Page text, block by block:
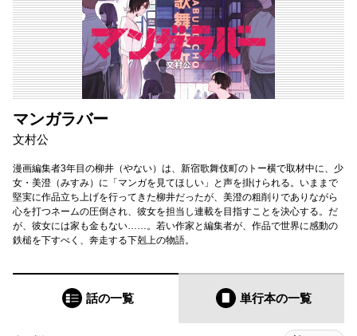
マンガラバー
文村公
漫画編集者3年目の柳井（やない）は、新宿歌舞伎町のトー横で取材中に、少
女・美澄（みすみ）に「マンガを見てほしい」と声を掛けられる。いままで
堅実に作品立ち上げを行ってきた柳井だったが、美澄の粗削りでありながら
心を打つネームの圧倒され、彼女を担当し連載を目指すことを決心する。だ
が、彼女には家も金もない……。若い作家と編集者が、作品で世界に感動の
鉄槌を下すべく、奔走する下剋上の物語。
話の一覧 単行本の一覧